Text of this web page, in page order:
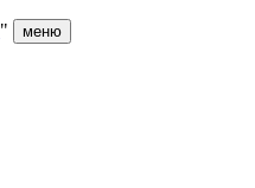
" меню